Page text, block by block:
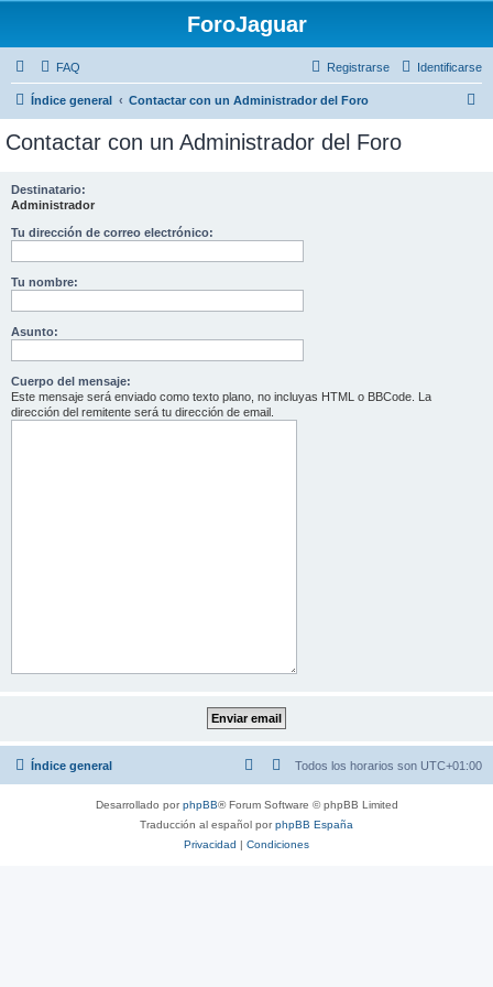
ForoJaguar
FAQ Identificarse
Registrarse
Índice general Contactar con un Administrador del Foro
Contactar con un Administrador del Foro
Destinatario:
Administrador
Tu dirección de correo electrónico:
Tu nombre:
Asunto:
Cuerpo del mensaje:
Este mensaje será enviado como texto plano, no incluyas HTML o BBCode. La
dirección del remitente será tu dirección de email.
Índice general Todos los horarios son UTC+01:00
Desarrollado porphpBB® Forum Software © phpBB Limited
Traducción al español porphpBB España
Privacidad | Condiciones